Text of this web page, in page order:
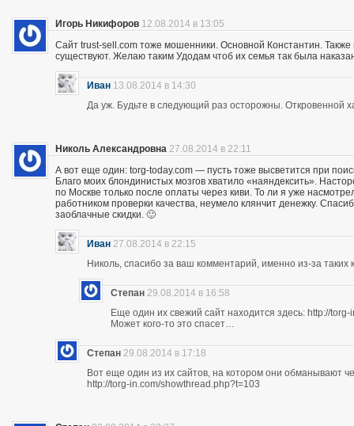
Игорь Никифоров 12.08.2014 в 13:05
Сайт trust-sell.com тоже мошенники. Основной Константин.
существуют. Желаю таким Удодам чтоб их семья так была
Иван 13.08.2014 в 14:30
Да уж. Будьте в следующий раз осторожны. Откровенной
Николь Александровна 27.08.2014 в 22:11
А вот еще один: torg-today.com — пусть тоже высветится при
Благо моих блондинистых мозгов хватило «наяндексить».
по Москве только после оплаты через киви. То ли я уже
работником проверки качества, неумело клянчит денежку.
заоблачные скидки. 🙂
Иван 27.08.2014 в 22:15
Николь, спасибо за ваш комментарий, именно из-за
Степан 29.08.2014 в 16:58
Еще один их свежий сайт находится здесь: http://
Может кого-то это спасет…
Степан 29.08.2014 в 17:18
Вот еще один из их сайтов, на котором они обманывают
http://torg-in.com/showthread.php?t=103